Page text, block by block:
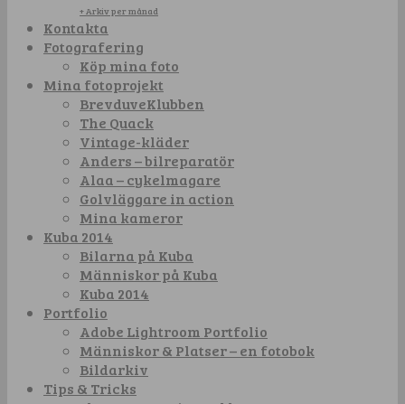
+ Arkiv per månad
Kontakta
Fotografering
Köp mina foto
Mina fotoprojekt
BrevduveKlubben
The Quack
Vintage-kläder
Anders – bilreparatör
Alaa – cykelmagare
Golvläggare in action
Mina kameror
Kuba 2014
Bilarna på Kuba
Människor på Kuba
Kuba 2014
Portfolio
Adobe Lightroom Portfolio
Människor & Platser – en fotobok
Bildarkiv
Tips & Tricks